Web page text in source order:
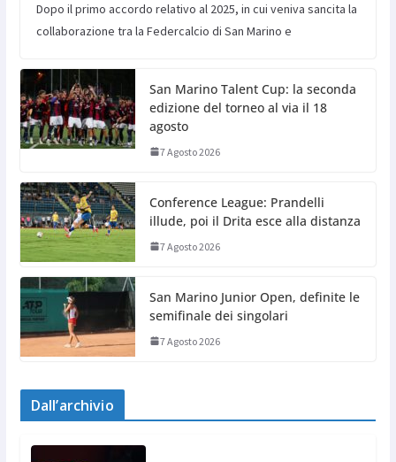
Dopo il primo accordo relativo al 2025, in cui veniva sancita la
collaborazione tra la Federcalcio di San Marino e
San Marino Talent Cup: la seconda
edizione del torneo al via il 18
agosto
7 Agosto 2026
Conference League: Prandelli
illude, poi il Drita esce alla distanza
7 Agosto 2026
San Marino Junior Open, definite le
semifinale dei singolari
7 Agosto 2026
Dall’archivio